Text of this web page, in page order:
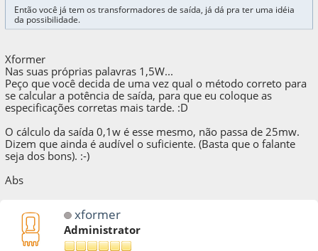
Então você já tem os transformadores de saída, já dá pra ter uma idéia
da possibilidade.
Xformer
Nas suas próprias palavras 1,5W...
Peço que você decida de uma vez qual o método correto para
se calcular a potência de saída, para que eu coloque as
especificações corretas mais tarde. :D
O cálculo da saída 0,1w é esse mesmo, não passa de 25mw.
Dizem que ainda é audível o suficiente. (Basta que o falante
seja dos bons). :-)
Abs
xformer
Administrator